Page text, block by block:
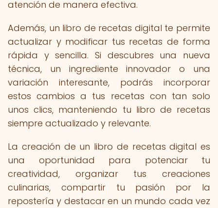
atención de manera efectiva.
Además, un libro de recetas digital te permite
actualizar y modificar tus recetas de forma
rápida y sencilla. Si descubres una nueva
técnica, un ingrediente innovador o una
variación interesante, podrás incorporar
estos cambios a tus recetas con tan solo
unos clics, manteniendo tu libro de recetas
siempre actualizado y relevante.
La creación de un libro de recetas digital es
una oportunidad para potenciar tu
creatividad, organizar tus creaciones
culinarias, compartir tu pasión por la
repostería y destacar en un mundo cada vez